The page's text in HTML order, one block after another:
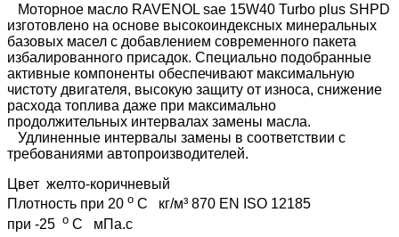
Моторное масло RAVENOL sae 15W40 Turbo plus SHPD
изготовлено на основе высокоиндексных минеральных
базовых масел с добавлением современного пакета
избалированного присадок. Специально подобранные
активные компоненты обеспечивают максимальную
чистоту двигателя, высокую защиту от износа, снижение
расхода топлива даже при максимально
продолжительных интервалах замены масла.
Удлиненные интервалы замены в соответствии с
требованиями автопроизводителей.
Цвет желто-коричневый
Плотность при 20 о С
кг/м³ 870 EN ISO 12185
при -25 о С мПа.с